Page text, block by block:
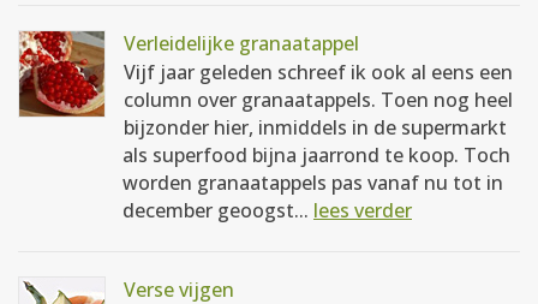
Verleidelijke granaatappel
Vijf jaar geleden schreef ik ook al eens een
column over granaatappels. Toen nog heel
bijzonder hier, inmiddels in de supermarkt
als superfood bijna jaarrond te koop. Toch
worden granaatappels pas vanaf nu tot in
december geoogst... lees verder
Verse vijgen